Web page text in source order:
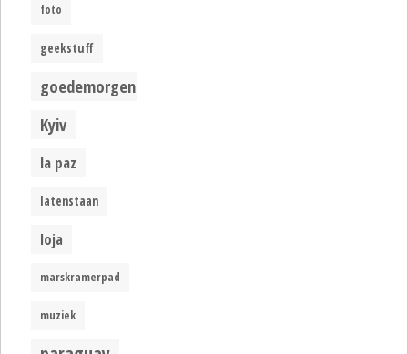
foto
geekstuff
goedemorgen
Kyiv
la paz
latenstaan
loja
marskramerpad
muziek